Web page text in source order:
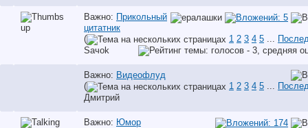
Важно: Прикольный
цитатник
(
1 2 3 4 5 ...
Saчok
Важно: Видеофлуд
(
1 2 3 4 5 ...
Дмитрий
Важно: Юмор